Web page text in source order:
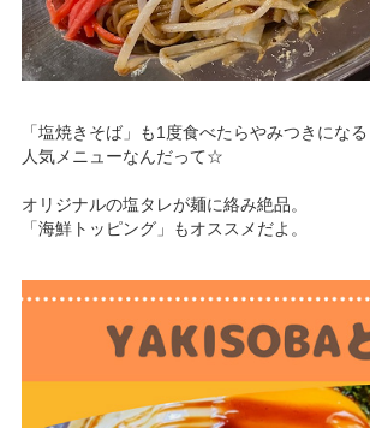
「塩焼きそば」も1度食べたらやみつきになる
人気メニューなんだって☆
オリジナルの塩タレが麺に絡み絶品。
「海鮮トッピング」もオススメだよ。